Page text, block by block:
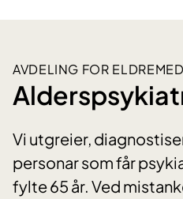
AVDELING FOR
Vi utgreier,
personar som får
fylte 65 år. Ved